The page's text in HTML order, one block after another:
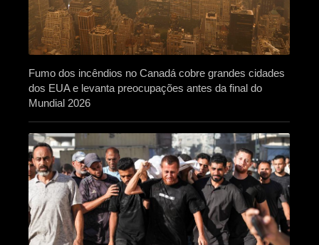
Fumo dos incêndios no Canadá cobre grandes cidades
dos EUA e levanta preocupações antes da final do
Mundial 2026